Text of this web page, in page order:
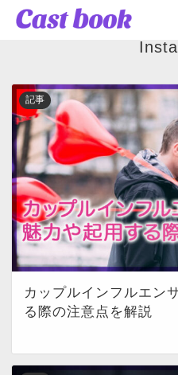
記事
カップルインフルエン
る際の注意点を解説